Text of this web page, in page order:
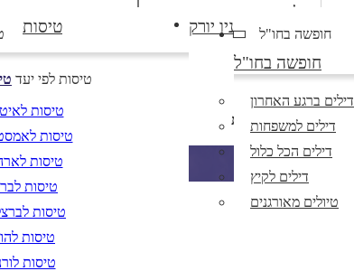
טיסות
טיסות לפי יעד
טיסות
טיסות
טיסות
טיסות
טיסות
טיסות
טיסות
ניו יורק חופשה בחו"ל
חופשה בחו"ל
דילים ברגע האחרון
דילים למשפחות
דילים הכל כלול
דילים לקיץ
טיולים מאורגנים
יעד לפני בחירת תאריך,
יום בשתי ספרות קו נטוי חודש בשתי
נא לוודא בחירת
מתי? יום, חודש, שנה
בשתי ספרות